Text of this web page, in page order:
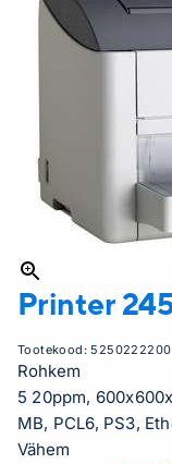
Printer
Tootekood:5250222200
Rohkem
5 20ppm,
MB, PCL6, PS3,
Vähem